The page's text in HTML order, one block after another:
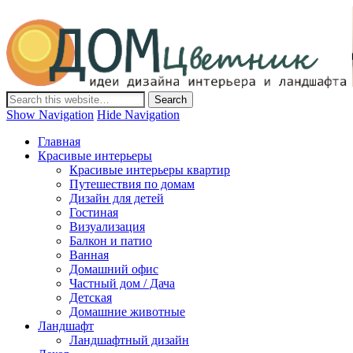
Дом-Цветник
Дизайн интерьера и ландшафта, декор и обустройство дома.
Идеи со всего мира.
Show Navigation Hide Navigation
Главная
Красивые интерьеры
Красивые интерьеры квартир
Путешествия по домам
Дизайн для детей
Гостиная
Визуализация
Балкон и патио
Ванная
Домашний офис
Частный дом / Дача
Детская
Домашние животные
Ландшафт
Ландшафтный дизайн